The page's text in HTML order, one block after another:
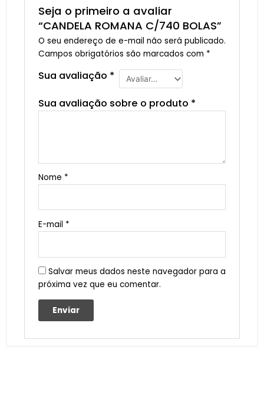
Seja o primeiro a avaliar
“CANDELA ROMANA C/740 BOLAS”
O seu endereço de e-mail não será publicado.
Campos obrigatórios são marcados com *
Sua avaliação *
Sua avaliação sobre o produto *
Nome *
E-mail *
Salvar meus dados neste navegador para a
próxima vez que eu comentar.